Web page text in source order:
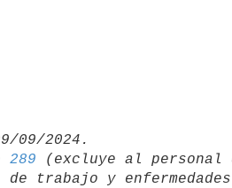
289 (excluye al personal
trabajo y enfermedades